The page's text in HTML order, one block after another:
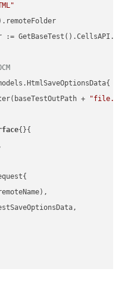
+
{}{